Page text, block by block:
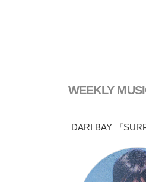
WEEKLY
DARI BAY 『